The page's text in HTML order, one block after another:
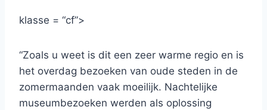
klasse = “cf”>
“Zoals u weet is dit een zeer warme regio en is
het overdag bezoeken van oude steden in de
zomermaanden vaak moeilijk. Nachtelijke
museumbezoeken werden als oplossing